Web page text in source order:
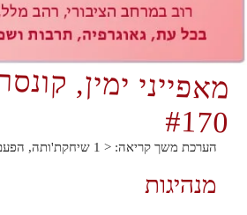
מאפייני ימין,
#170
הערכת משך קריאה: < 1 שיחקת'ותה,
מנהיגות